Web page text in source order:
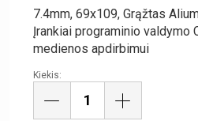
7.4mm, 69x109, Grąžtas
Įrankiai programinio valdymo
medienos apdirbimui
Kiekis: